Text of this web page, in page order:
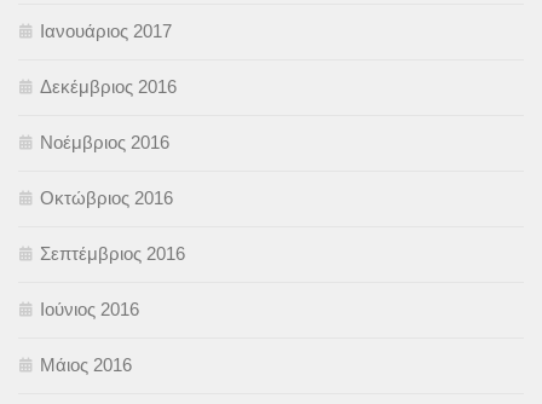
Ιανουάριος 2017
Δεκέμβριος 2016
Νοέμβριος 2016
Οκτώβριος 2016
Σεπτέμβριος 2016
Ιούνιος 2016
Μάιος 2016